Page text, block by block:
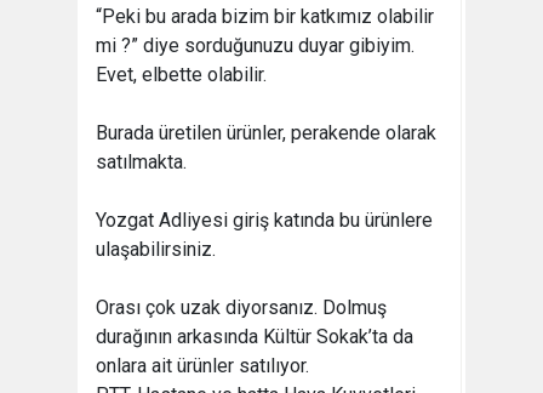
“Peki bu arada bizim bir katkımız olabilir
mi ?” diye sorduğunuzu duyar gibiyim.
Evet, elbette olabilir.
Burada üretilen ürünler, perakende olarak
satılmakta.
Yozgat Adliyesi giriş katında bu ürünlere
ulaşabilirsiniz.
Orası çok uzak diyorsanız. Dolmuş
durağının arkasında Kültür Sokak’ta da
onlara ait ürünler satılıyor.